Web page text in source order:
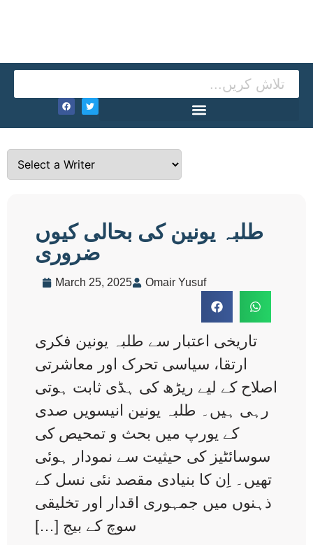
طلبہ یونین کی بحالی کیوں
ضروری
March 25, 2025 Omair Yusuf
تاریخی اعتبار سے طلبہ یونین فکری
ارتقا، سیاسی تحرک اور معاشرتی
اصلاح کے لیے ریڑھ کی ہڈی ثابت ہوتی
رہی ہیں۔ طلبہ یونین انیسویں صدی
کے یورپ میں بحث و تمحیص کی
سوسائٹیز کی حیثیت سے نمودار ہوئی
تھیں۔ اِن کا بنیادی مقصد نئی نسل کے
ذہنوں میں جمہوری اقدار اور تخلیقی
سوچ کے بیج […]